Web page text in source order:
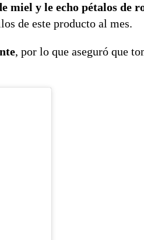
miel y le echo pétalos de
de este producto al mes.
, por lo que aseguró que